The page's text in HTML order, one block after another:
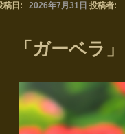
稿日: 2026年7月31日 投稿者:
「ガーベラ」